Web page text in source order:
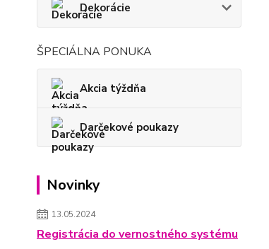
Dekorácie
ŠPECIÁLNA PONUKA
Akcia týždňa
Darčekové poukazy
Novinky
13.05.2024
Registrácia do vernostného systému